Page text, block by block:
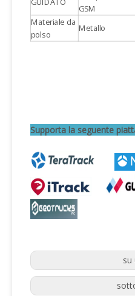
GSM
Materiale da
polso
Metallo
Supporta la seguente
su